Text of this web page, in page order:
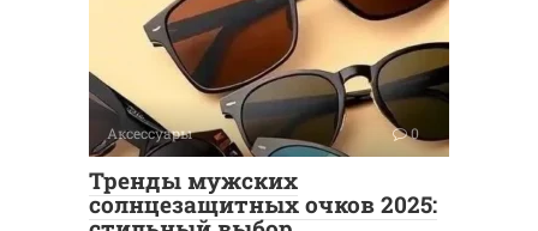
Аксессуары 0
Тренды мужских
солнцезащитных очков 2025: